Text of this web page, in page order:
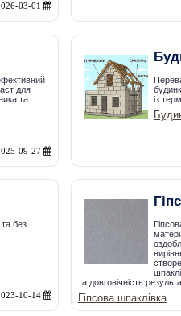
03-01
для
та
09-27
із
без
10-14
та довговічність
Гіпсова шпаклівка